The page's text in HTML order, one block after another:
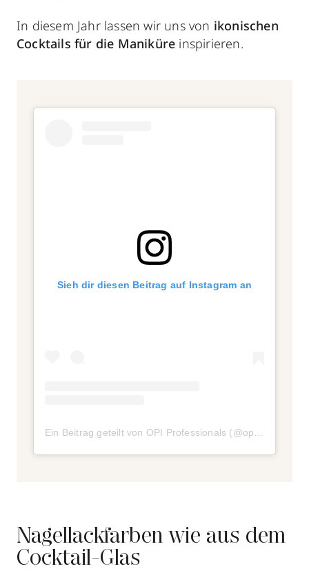
In diesem Jahr lassen wir uns von ikonischen
Cocktails für die Maniküre inspirieren.
Sieh dir diesen Beitrag auf Instagram an
Nagellackfarben wie aus dem
Cocktail-Glas